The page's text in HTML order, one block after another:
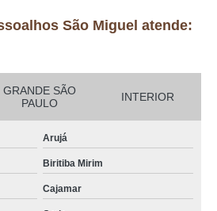
São Miguel atende:
GRANDE SÃO
PAULO
INTERIOR
Arujá
Biritiba Mirim
Cajamar